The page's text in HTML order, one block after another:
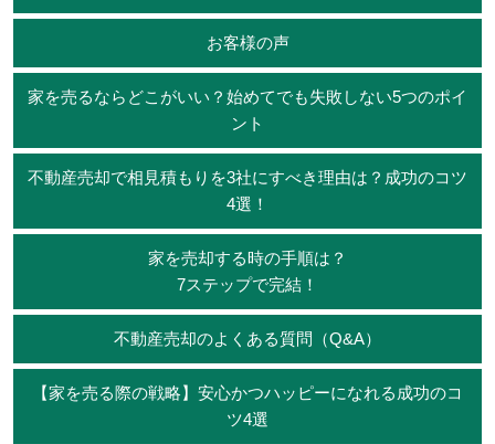
お客様の声
家を売るならどこがいい？始めてでも失敗しない5つのポイ
ント
不動産売却で相見積もりを3社にすべき理由は？成功のコツ
4選！
家を売却する時の手順は？
7ステップで完結！
不動産売却のよくある質問（Q&A）
【家を売る際の戦略】安心かつハッピーになれる成功のコ
ツ4選